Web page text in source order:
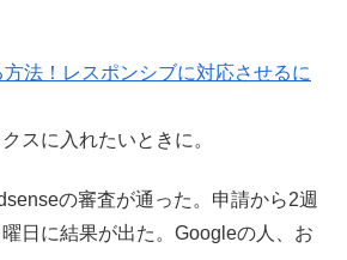
法！レスポンシブに対応させるに
スに入れたいときに。
の審査が通った。申請から2週
日に結果が出た。Googleの人、お